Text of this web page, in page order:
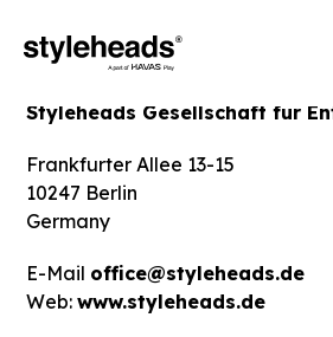
Styleheads Gesellschaft für
Frankfurter Allee 13-15
10247 Berlin
Germany
E-Mail office@styleheads.de
Web:www.styleheads.de